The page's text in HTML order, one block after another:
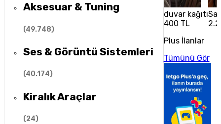
Aksesuar & Tuning
(49.748)
Ses & Görüntü Sistemleri
(40.174)
Kiralık Araçlar
(24)
duvar kağıtı
400 TL
Plus İlanlar
Tümünü Gör